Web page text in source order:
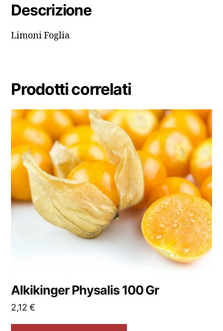
Descrizione
Limoni Foglia
Prodotti correlati
Alkikinger Physalis 100 Gr
2,12€